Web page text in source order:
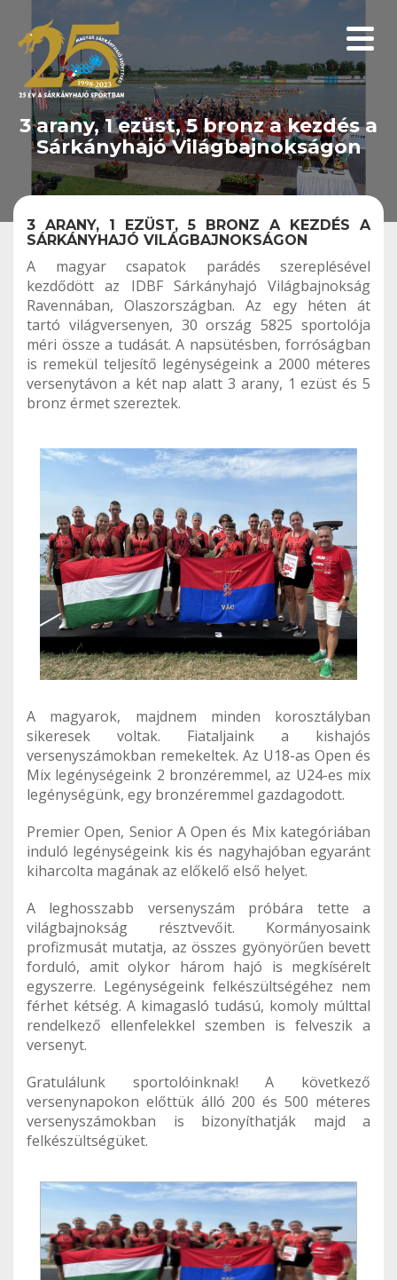
3 arany, 1 ezüst, 5 bronz a kezdés a
Sárkányhajó Világbajnokságon
3 ARANY, 1 EZÜST, 5 BRONZ A KEZDÉS A
SÁRKÁNYHAJÓ VILÁGBAJNOKSÁGON
A magyar csapatok parádés szereplésével
kezdődött az IDBF Sárkányhajó Világbajnokság
Ravennában, Olaszországban. Az egy héten át
tartó világversenyen, 30 ország 5825 sportolója
méri össze a tudását. A napsütésben, forróságban
is remekül teljesítő legénységeink a 2000 méteres
versenytávon a két nap alatt 3 arany, 1 ezüst és 5
bronz érmet szereztek.
A magyarok, majdnem minden korosztályban
sikeresek voltak. Fiataljaink a kishajós
versenyszámokban remekeltek. Az U18-as Open és
Mix legénységeink 2 bronzéremmel, az U24-es mix
legénységünk, egy bronzéremmel gazdagodott.
Premier Open, Senior A Open és Mix kategóriában
induló legénységeink kis és nagyhajóban egyaránt
kiharcolta magának az előkelő első helyet.
A leghosszabb versenyszám próbára tette a
világbajnokság résztvevőit. Kormányosaink
profizmusát mutatja, az összes gyönyörűen bevett
forduló, amit olykor három hajó is megkísérelt
egyszerre. Legénységeink felkészültségéhez nem
férhet kétség. A kimagasló tudású, komoly múlttal
rendelkező ellenfelekkel szemben is felveszik a
versenyt.
Gratulálunk sportolóinknak! A következő
versenynapokon előttük álló 200 és 500 méteres
versenyszámokban is bizonyíthatják majd a
felkészültségüket.